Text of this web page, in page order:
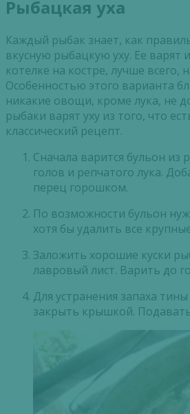
Рыбацкая уха
Каждый рыбак знает, как
вкусную рыбацкую уху. Ее варят
котелке на костре, лучше всего,
Особенностью этого варианта
никакие овощи, кроме лука, не
рыбаки варят уху из того, что
классический рецепт.
Сначала варится бульон из
голов и репчатого лука.
перец горошком.
По возможности бульон
хотя бы удалить все
Заложить хорошие куски
лавровый лист. Варить до
Для устранения запаха
закрыть крышкой.